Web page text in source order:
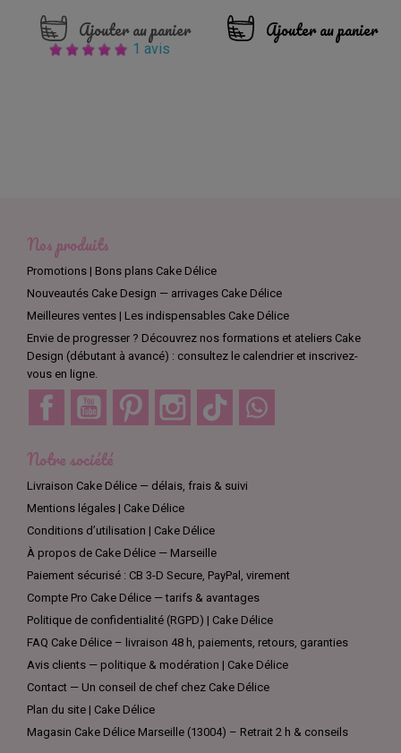
Ajouter au panier
1 avis
Ajouter au panier
Nos produits
Promotions | Bons plans Cake Délice
Nouveautés Cake Design — arrivages Cake Délice
Meilleures ventes | Les indispensables Cake Délice
Envie de progresser ? Découvrez nos formations et ateliers Cake
Design (débutant à avancé) : consultez le calendrier et inscrivez-
vous en ligne.
Facebook YouTube Pinterest Instagram TikTok
Notre société
Livraison Cake Délice — délais, frais & suivi
Mentions légales | Cake Délice
Conditions d’utilisation | Cake Délice
À propos de Cake Délice — Marseille
Paiement sécurisé : CB 3-D Secure, PayPal, virement
Compte Pro Cake Délice — tarifs & avantages
Politique de confidentialité (RGPD) | Cake Délice
FAQ Cake Délice – livraison 48 h, paiements, retours, garanties
Avis clients — politique & modération | Cake Délice
Contact — Un conseil de chef chez Cake Délice
Plan du site | Cake Délice
Magasin Cake Délice Marseille (13004) – Retrait 2 h & conseils